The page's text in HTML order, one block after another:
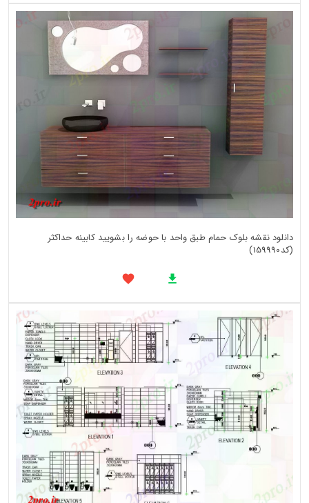
دانلود نقشه بلوک حمام طبق واحد با حوضه را بشویید کابینه حداکثر
(کد159990)